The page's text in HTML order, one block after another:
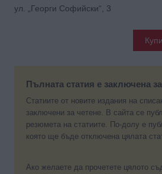
ул. „Георги Софийски“, 3
Купи
Пълната статия е заключена
Статиите от новите издания на
заключени за четене. В сайта се
резюмета на статиите. По-долу е
която ще бъде отключена цялата
Ако желаете да прочетете цялото